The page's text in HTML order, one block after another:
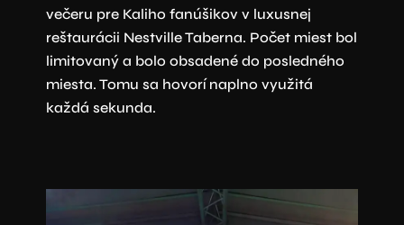
večeru pre Kaliho fanúšikov v luxusnej
reštaurácii Nestville Taberna. Počet miest bol
limitovaný a bolo obsadené do posledného
miesta. Tomu sa hovorí naplno využitá
každá sekunda.